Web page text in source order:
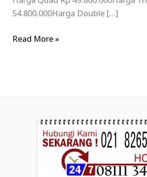
54.800.000Harga Double […]
Read More »